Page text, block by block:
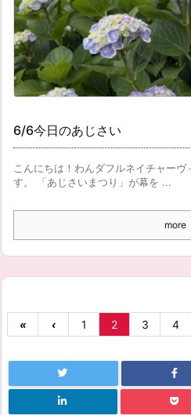
6/6今日のあじさい
こんにちは！わんダフルネイチャー
す。 「あじさいまつり」が幕を ...
more
« ‹ 1 2 3 4